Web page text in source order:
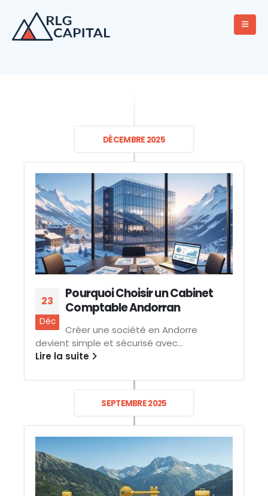
DÉCEMBRE 2025
23
Déc
Pourquoi Choisir un Cabinet
Comptable Andorran
Créer une société en Andorre
devient simple et sécurisé avec...
Lire la suite
SEPTEMBRE 2025